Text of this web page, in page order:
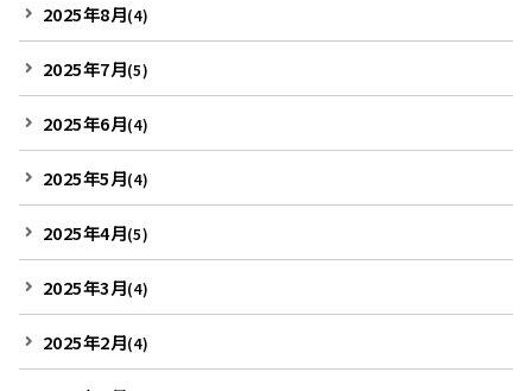
2025年8月(4)
2025年7月(5)
2025年6月(4)
2025年5月(4)
2025年4月(5)
2025年3月(4)
2025年2月(4)